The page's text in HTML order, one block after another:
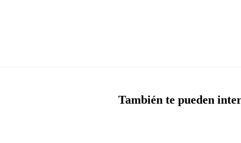
También te pueden